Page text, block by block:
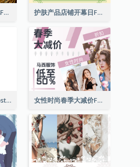
黄色和黑色婴儿送礼Facebook帖子 护肤产品店铺开幕日Facebook帖子
Blank Facebook Post 女性时尚春季大减价Facebook帖子